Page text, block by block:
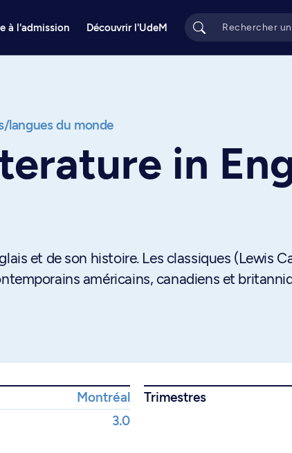
à l'admission Découvrir l'UdeM
langues du monde
in
et de son histoire. Les classiques (Lewis
américains, canadiens et
Montréal
Trimestres
3.0